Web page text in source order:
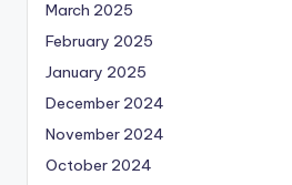
March 2025
February 2025
January 2025
December 2024
November 2024
October 2024